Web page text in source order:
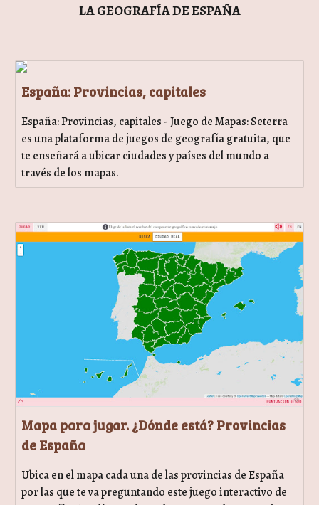
LA GEOGRAFÍA DE ESPAÑA
España: Provincias, capitales
España: Provincias, capitales - Juego de Mapas: Seterra
es una plataforma de juegos de geografía gratuita, que
te enseñará a ubicar ciudades y países del mundo a
través de los mapas.
Mapa para jugar. ¿Dónde está? Provincias
de España
Ubica en el mapa cada una de las provincias de España
por las que te va preguntando este juego interactivo de